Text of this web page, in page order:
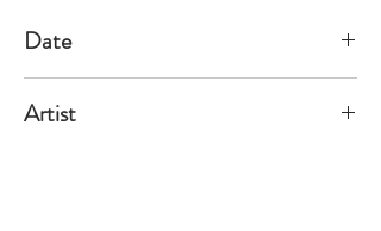
Date
Artist